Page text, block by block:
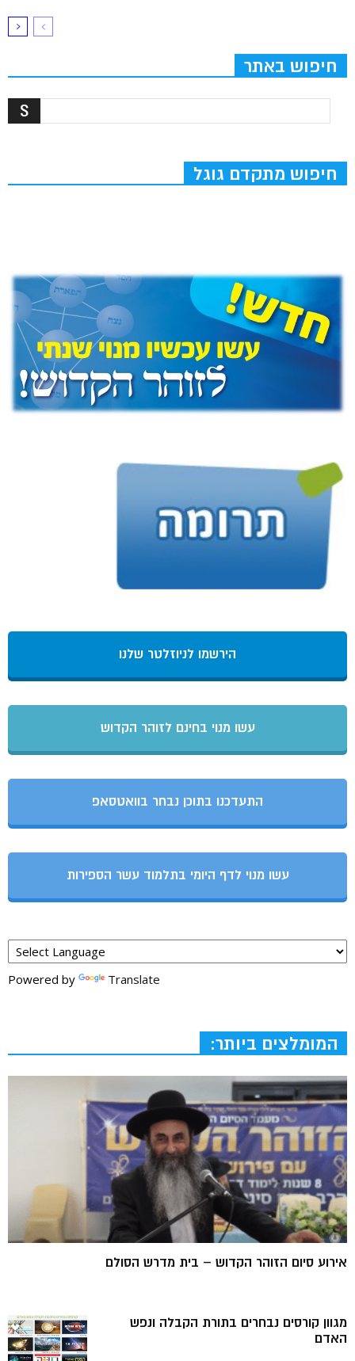
חיפוש באתר
חיפוש מתקדם גוגל
הירשמו לניוזלטר שלנו
עשו מנוי בחינם לזוהר הקדוש
התעדכנו בתוכן נבחר בוואטסאפ
עשו מנוי לדף היומי בתלמוד עשר הספירות
Powered by Translate
המומלצים ביותר:
אירוע סיום הזוהר הקדוש – בית מדרש הסולם
מגוון קורסים נבחרים בתורת הקבלה ונפש
האדם